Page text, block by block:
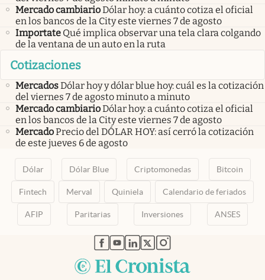
Mercado cambiarioDólar hoy: a cuánto cotiza el oficial
en los bancos de la City este viernes 7 de agosto
Importate Qué implica observar una tela clara colgando
de la ventana de un auto en la ruta
Cotizaciones
MercadosDólar hoy y dólar blue hoy: cuál es la cotización
del viernes 7 de agosto minuto a minuto
Mercado cambiarioDólar hoy: a cuánto cotiza el oficial
en los bancos de la City este viernes 7 de agosto
MercadoPrecio del DÓLAR HOY: así cerró la cotización
de este jueves 6 de agosto
Dólar Dólar Blue Criptomonedas Bitcoin
Fintech Merval Quiniela Calendario de feriados
AFIP Paritarias Inversiones ANSES
abre en nueva pestaña
abre en nueva pestaña
abre en nueva pestaña
abre en nueva pestaña
abre en nueva pestaña